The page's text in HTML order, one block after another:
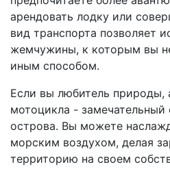
арендовать лодку или
вид транспорта позволяет
жемчужины, к которым вы
иным способом.
Если вы любитель природы,
мотоцикла - замечательный
острова. Вы можете
морским воздухом, делая
территорию на своем